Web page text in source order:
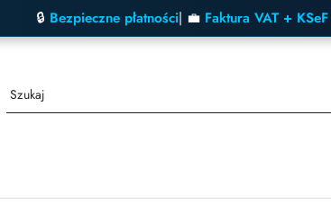
🔒 Bezpieczne płatności| 💼 Faktura VAT +